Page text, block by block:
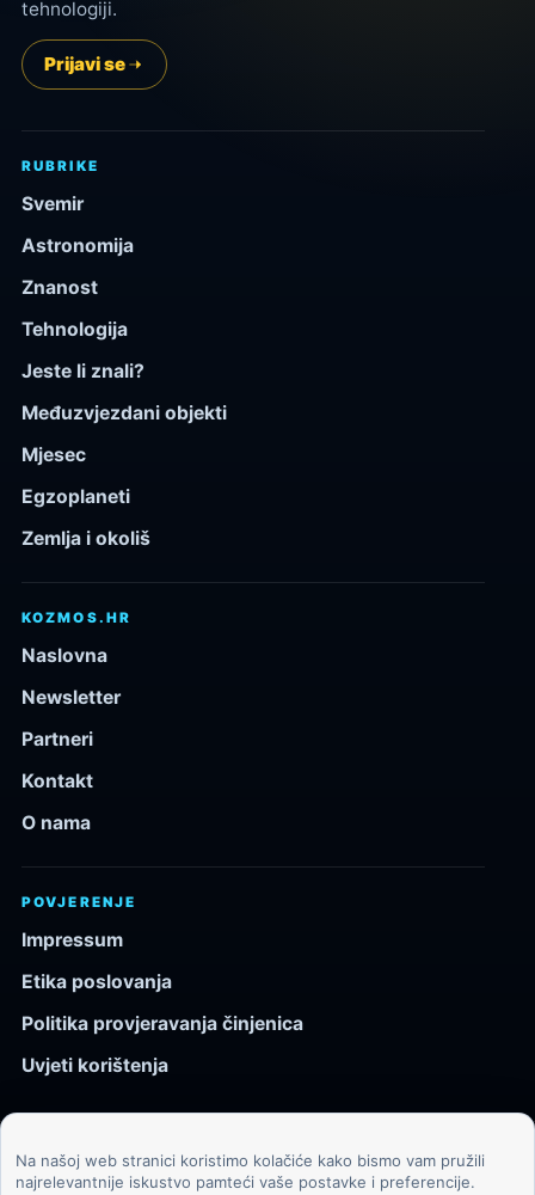
tehnologiji.
Prijavi se
RUBRIKE
Svemir
Astronomija
Znanost
Tehnologija
Jeste li znali?
Međuzvjezdani objekti
Mjesec
Egzoplaneti
Zemlja i okoliš
KOZMOS.HR
Naslovna
Newsletter
Partneri
Kontakt
O nama
POVJERENJE
Impressum
Etika poslovanja
Politika provjeravanja činjenica
Uvjeti korištenja
© 2026 Kozmos.hr. Sva prava pridržana.
Na našoj web stranici koristimo kolačiće kako bismo vam pružili
najrelevantnije iskustvo pamteći vaše postavke i preferencije.